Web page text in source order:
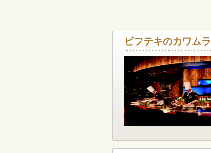
ビフテキのカワム